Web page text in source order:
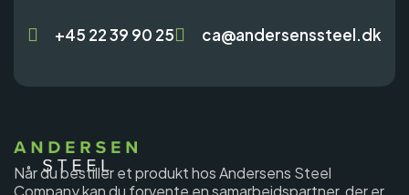
+45 22 39 90 25 ca@andersenssteel.dk
Når du bestiller et produkt hos Andersens Steel